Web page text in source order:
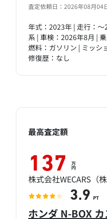
査定依頼日：2026年08月04
年式：2023年 | 走行：
系 | 車検：2026年8月 |
燃料：ガソリン | ミッシ
修復歴：なし
ホンダ N-BOX
最高査定額
137 万
円
株式会社WECARS（
3.9 PT